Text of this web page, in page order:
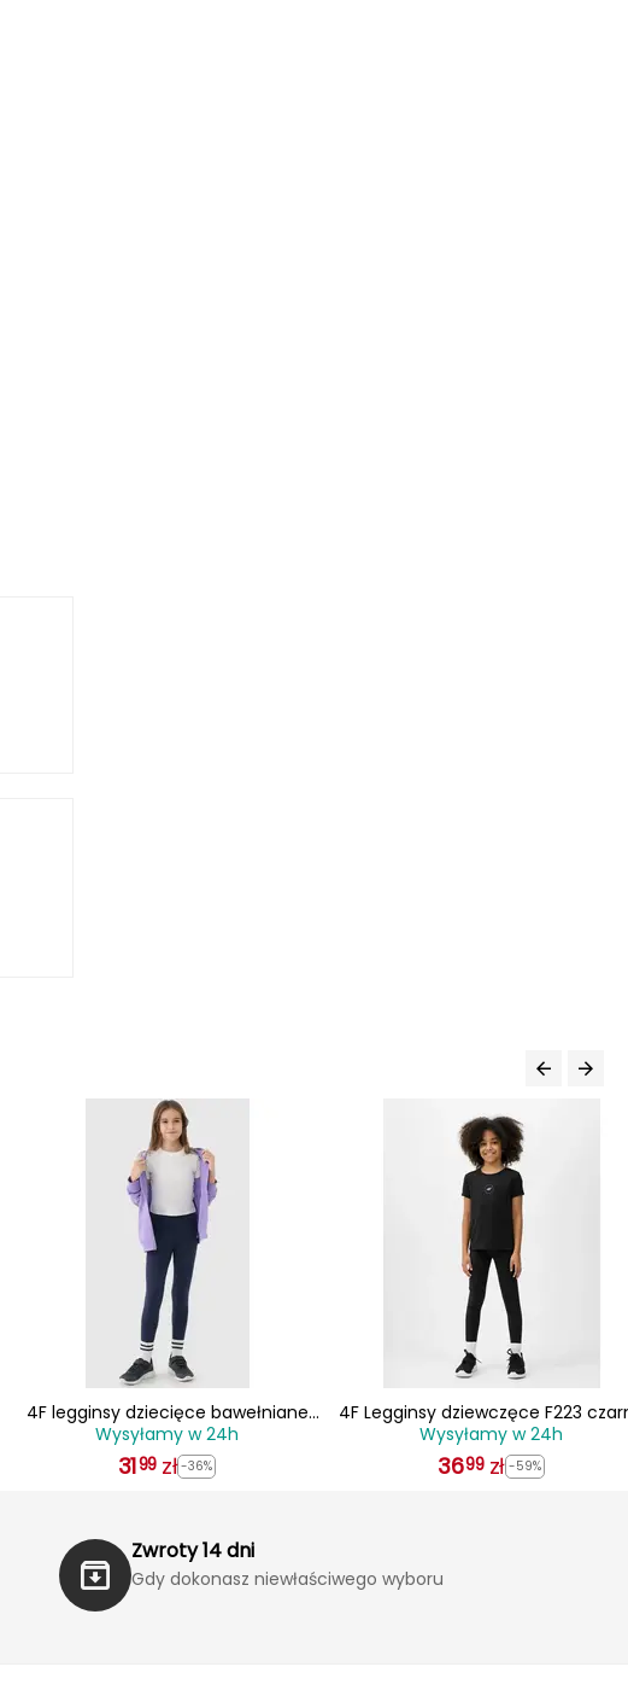
4F legginsy dziecięce bawełniane
4FJWMM00TTIGF220 granatowe
Wysyłamy w 24h
3199 zł -36%
4F Legginsy dziewczęce F223
Wysyłamy w 24h
3699 zł -59%
Zwroty 14 dni
Gdy dokonasz niewłaściwego wyboru